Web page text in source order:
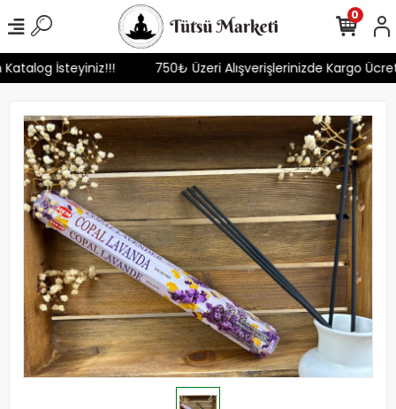
Katalog İsteyiniz!!! 750₺ Üzeri Alışverişlerinizde Kargo
0